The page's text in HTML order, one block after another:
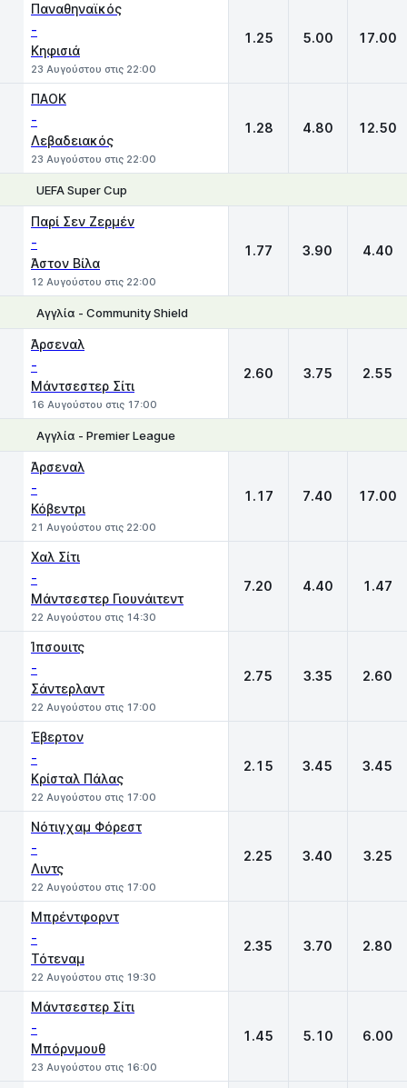
Παναθηναϊκός
-
Κηφισιά
23 Αυγούστου στις 22:00
1.25 5.00 17.00
ΠΑΟΚ
-
Λεβαδειακός
23 Αυγούστου στις 22:00
1.28 4.80 12.50
UEFA Super Cup
Παρί Σεν Ζερμέν
-
Άστον Βίλα
12 Αυγούστου στις 22:00
1.77 3.90 4.40
Αγγλία - Community Shield
Άρσεναλ
-
Μάντσεστερ Σίτι
16 Αυγούστου στις 17:00
2.60 3.75 2.55
Αγγλία - Premier League
Άρσεναλ
-
Κόβεντρι
21 Αυγούστου στις 22:00
1.17 7.40 17.00
Χαλ Σίτι
-
Μάντσεστερ Γιουνάιτεντ
22 Αυγούστου στις 14:30
7.20 4.40 1.47
Ίπσουιτς
-
Σάντερλαντ
22 Αυγούστου στις 17:00
2.75 3.35 2.60
Έβερτον
-
Κρίσταλ Πάλας
22 Αυγούστου στις 17:00
2.15 3.45 3.45
Νότιγχαμ Φόρεστ
-
Λιντς
22 Αυγούστου στις 17:00
2.25 3.40 3.25
Μπρέντφορντ
-
Τότεναμ
22 Αυγούστου στις 19:30
2.35 3.70 2.80
Μάντσεστερ Σίτι
-
Μπόρνμουθ
23 Αυγούστου στις 16:00
1.45 5.10 6.00